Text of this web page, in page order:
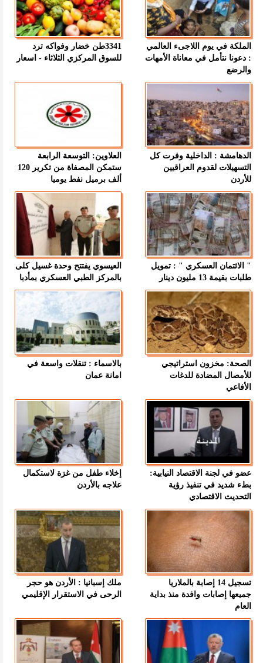
الملكة في يوم اللاجىء العالمي
: دعونا نتأمل في معاناة الأمهات
والرضع
3341طن خضار وفواكه ترد
للسوق المركزي الثلاثاء - اسعار
الدهامشة : الداخلية وفرت كل
التسهيلات لقدوم العراقيين
للأردن
العلاوين: التوسعة الرابعة
ستمكن المصفاة من تكرير 120
ألف برميل نفط يوميا
" الائتمان العسكري " : تمويل
طلبات بقيمة 13 مليون دينار
العيسوي يفتتح وحدة غسيل كلى
بالمركز الطبي العسكري بمأدبا
الصحة: مخزون استراتيجي
للأمصال المضادة للدغات
الأفاعي
بالاسماء : تنقلات واسعة في
امانة عمان
عضو في لجنة الاقتصاد النيابية:
بطء شديد في تنفيذ رؤية
التحديث الاقتصادي
إخلاء طفل من غزة لاستكمال
علاجه بالأردن
تسجيل 14 إصابة بالملاريا
جميعها إصابات وافدة منذ بداية
العام
ملك إسبانيا : الأردن هو حجر
الرحى في الاستقرار الإقليمي